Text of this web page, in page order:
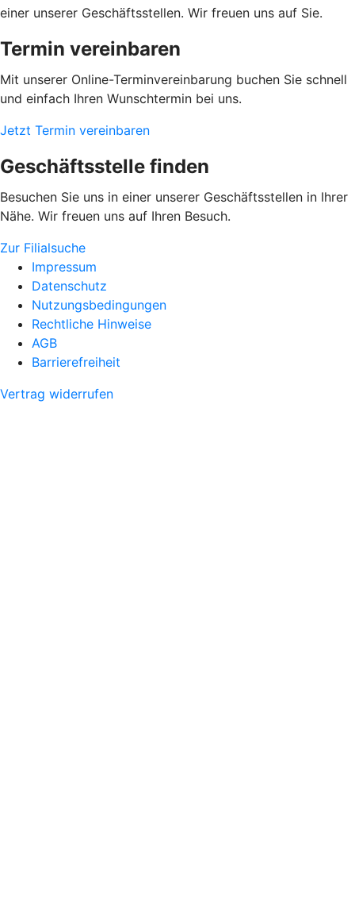
einer unserer Geschäftsstellen. Wir freuen uns auf Sie.
Termin vereinbaren
Mit unserer Online-Terminvereinbarung buchen Sie schnell
und einfach Ihren Wunschtermin bei uns.
Jetzt Termin vereinbaren
Geschäftsstelle finden
Besuchen Sie uns in einer unserer Geschäftsstellen in Ihrer
Nähe. Wir freuen uns auf Ihren Besuch.
Zur Filialsuche
Impressum
Datenschutz
Nutzungsbedingungen
Rechtliche Hinweise
AGB
Barrierefreiheit
Vertrag widerrufen